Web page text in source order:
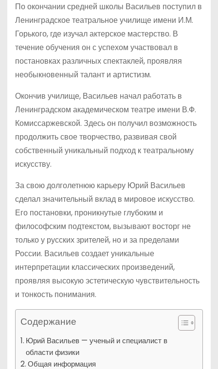
По окончании средней школы Васильев поступил в
Ленинградское театральное училище имени И.М.
Горького, где изучал актерское мастерство. В
течение обучения он с успехом участвовал в
постановках различных спектаклей, проявляя
необыкновенный талант и артистизм.
Окончив училище, Васильев начал работать в
Ленинградском академическом театре имени В.Ф.
Комиссаржевской. Здесь он получил возможность
продолжить свое творчество, развивая свой
собственный уникальный подход к театральному
искусству.
За свою долголетнюю карьеру Юрий Васильев
сделал значительный вклад в мировое искусство.
Его постановки, проникнутые глубоким и
философским подтекстом, вызывают восторг не
только у русских зрителей, но и за пределами
России. Васильев создает уникальные
интерпретации классических произведений,
проявляя высокую эстетическую чувствительность
и тонкость понимания.
Содержание
Юрий Васильев — ученый и специалист в
области физики
Общая информация